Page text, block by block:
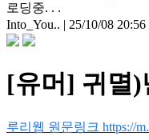
로딩중. . .
Into_You.. | 25/10/08 20:56
[유머] 귀멸)
루리웹 원문링크 https://